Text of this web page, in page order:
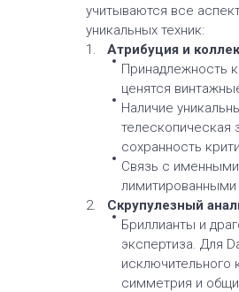
учитываются все
уникальных техник:
Атрибуция и
Принадлежность
ценятся
Наличие
телескопическая
сохранность
Связь с
лимитированными
Скрупулезный
Бриллианты и
экспертиза. Для
исключительного
симметрия и